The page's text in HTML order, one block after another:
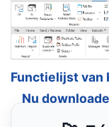
Functielijst van
Nu